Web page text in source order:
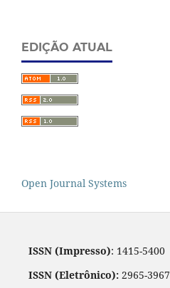
EDIÇÃO ATUAL
Open Journal Systems
ISSN (Impresso): 1415-5400
ISSN (Eletrônico): 2965-3967